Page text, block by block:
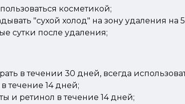
косметикой;
"сухой холод" на зону удаления на
сутки после удаления;
в течении 30 дней, всегда
течение 14 дней;
и ретинол в течение 14 дней;